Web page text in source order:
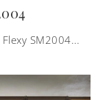
Cerchi un armadio Cabina Armadio Flexy SM2004 Zalf? Clicca subito! Gli armadi cabine armadio con ante a soffietto ti aspettano.